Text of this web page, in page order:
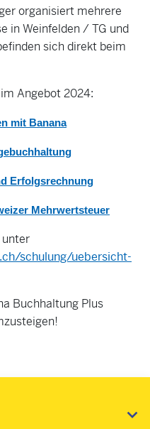
organisiert mehrere
in Weinfelden / TG und
sich direkt beim
Angebot 2024:
mit Banana
Erfolgsrechnung
Mehrwertsteuer
unter
schulung/uebersicht-
Buchhaltung Plus